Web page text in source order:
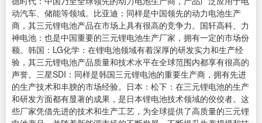
动汽车、储能等领域。比亚迪：同样是中国领先的动力电池生产
商，其三元锂电池产品在市场上具有很高的竞争力。国轩高科、力
神电池：也是中国重要的三元锂电池生产厂家，拥有一定的市场份
额。韩国：LG化学：在锂电池领域有着深厚的研发实力和生产经
验，其三元锂电池产品质量和技术水平在全球范围内都享有很高的
声誉。三星SDI：同样是韩国三元锂电池的重要生产商，拥有先进
的生产技术和丰腴的市场经验。日本：松下：在三元锂电池的生产
和研发方面都有显著的成果，是日本锂电池技术领域的佼佼者。这
些厂家凭借先进的技术和生产工艺，为全球提供了高质量的三元锂